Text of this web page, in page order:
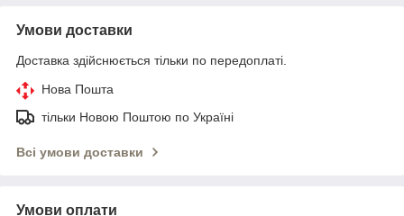
Умови доставки
Доставка здійснюється тільки по передоплаті.
Нова Пошта
тільки Новою Поштою по Україні
Всі умови доставки
Умови оплати